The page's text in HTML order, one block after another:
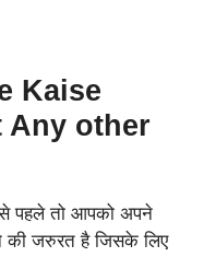
Kaise
Any other
पहले तो आपको अपने
की जरुरत है जिसके लिए